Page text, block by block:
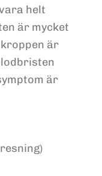
helt
är mycket
är
är